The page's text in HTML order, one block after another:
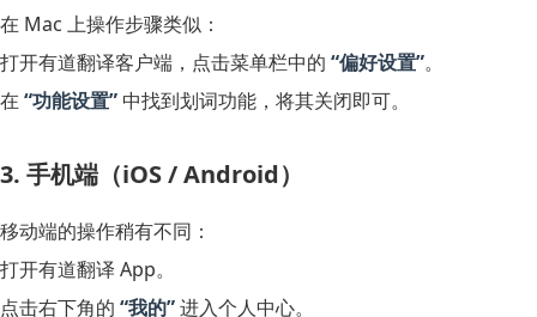
在 Mac 上操作步骤类似：
打开有道翻译客户端，点击菜单栏中的 “偏好设置”。
在 “功能设置” 中找到划词功能，将其关闭即可。
3. 手机端（iOS / Android）
移动端的操作稍有不同：
打开有道翻译 App。
点击右下角的 “我的”进入个人中心。